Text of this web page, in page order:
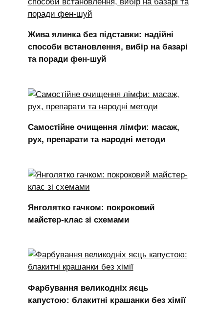
Жива ялинка без підставки: надійні
способи встановлення, вибір на базарі
та поради фен-шуй
Самостійне очищення лімфи: масаж,
рух, препарати та народні методи
Янголятко гачком: покроковий
майстер-клас зі схемами
Фарбування великодніх яєць
капустою: блакитні крашанки без хімії